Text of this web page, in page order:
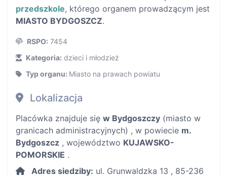
przedszkole, którego organem prowadzącym jest
MIASTO BYDGOSZCZ.
RSPO: 7454
Kategoria: dzieci i młodzież
Typ organu: Miasto na prawach powiatu
Lokalizacja
Placówka znajduje się w Bydgoszczy (miasto w
granicach administracyjnych) , w powiecie m.
Bydgoszcz , województwo KUJAWSKO-
POMORSKIE .
Adres siedziby: ul. Grunwaldzka 13 , 85-236